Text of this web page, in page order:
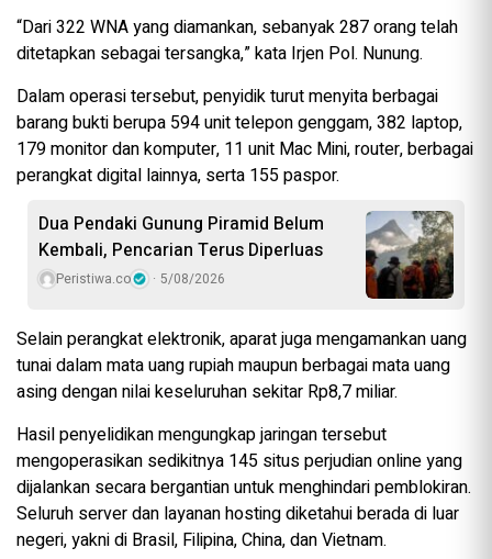
“Dari 322 WNA yang diamankan, sebanyak 287 orang telah
ditetapkan sebagai tersangka,” kata Irjen Pol. Nunung.
Dalam operasi tersebut, penyidik turut menyita berbagai
barang bukti berupa 594 unit telepon genggam, 382 laptop,
179 monitor dan komputer, 11 unit Mac Mini, router, berbagai
perangkat digital lainnya, serta 155 paspor.
Dua Pendaki Gunung Piramid Belum
Kembali, Pencarian Terus Diperluas
Peristiwa.co 5/08/2026
Selain perangkat elektronik, aparat juga mengamankan uang
tunai dalam mata uang rupiah maupun berbagai mata uang
asing dengan nilai keseluruhan sekitar Rp8,7 miliar.
Hasil penyelidikan mengungkap jaringan tersebut
mengoperasikan sedikitnya 145 situs perjudian online yang
dijalankan secara bergantian untuk menghindari pemblokiran.
Seluruh server dan layanan hosting diketahui berada di luar
negeri, yakni di Brasil, Filipina, China, dan Vietnam.